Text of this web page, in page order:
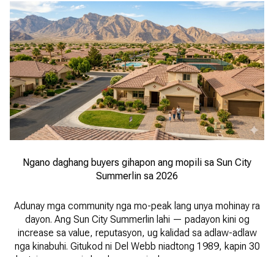
Ngano daghang buyers gihapon ang mopili sa Sun City
Summerlin sa 2026
Adunay mga community nga mo-peak lang unya mohinay ra
dayon. Ang Sun City Summerlin lahi — padayon kini og
increase sa value, reputasyon, ug kalidad sa adlaw-adlaw
nga kinabuhi. Gitukod ni Del Webb niadtong 1989, kapin 30